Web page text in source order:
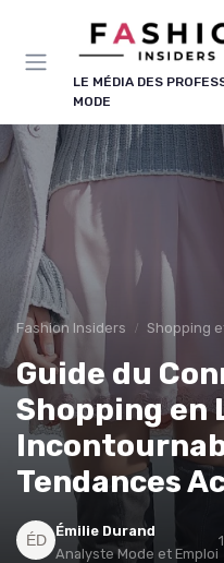
LE MÉDIA DES
MODE
Fashion Insiders Shopping
Guide du
Shopping en
Tendances
Émilie Durand
Analyste Mode et Emploi